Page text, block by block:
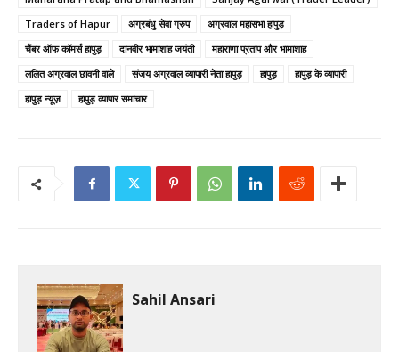
Traders of Hapur
अग्रबंधु सेवा ग्रुप
अग्रवाल महासभा हापुड़
चैंबर ऑफ कॉमर्स हापुड़
दानवीर भामाशाह जयंती
महाराणा प्रताप और भामाशाह
ललित अग्रवाल छावनी वाले
संजय अग्रवाल व्यापारी नेता हापुड़ हापुड़
हापुड़ के व्यापारी
हापुड़ न्यूज़
हापुड़ व्यापार समाचार
Sahil Ansari